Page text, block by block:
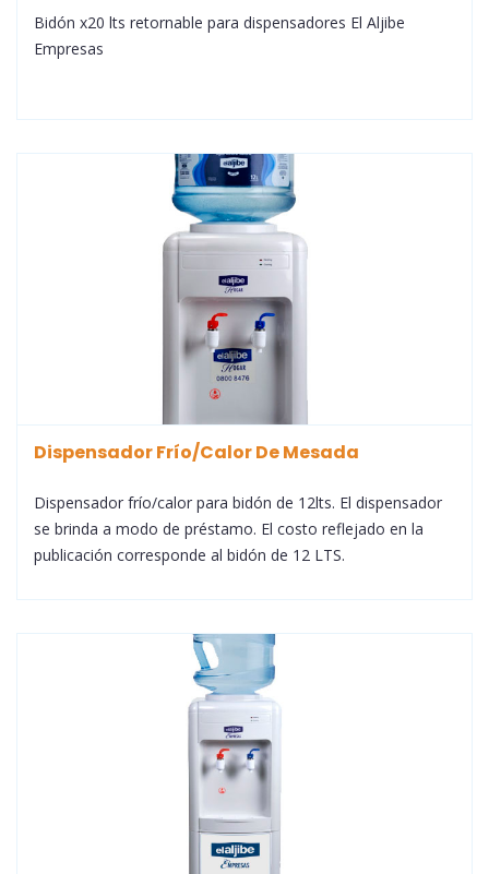
Bidón x20 lts retornable para dispensadores El Aljibe
Empresas
Dispensador Frío/Calor De Mesada
Dispensador frío/calor para bidón de 12lts. El dispensador
se brinda a modo de préstamo. El costo reflejado en la
publicación corresponde al bidón de 12 LTS.